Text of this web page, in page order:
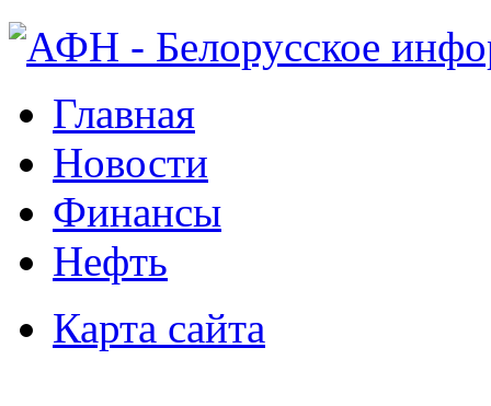
Главная
Новости
Финансы
Нефть
Карта сайта